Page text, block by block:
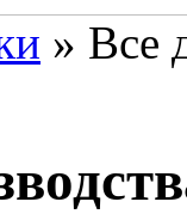
» Все